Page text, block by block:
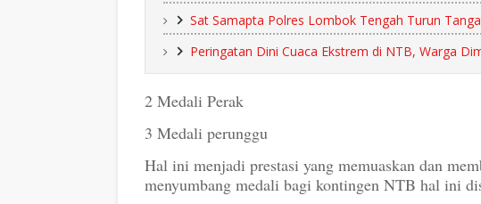
Sat Samapta Polres Lombok Tengah Turun
Peringatan Dini Cuaca Ekstrem di NTB, Warga
2 Medali Perak
3 Medali perunggu
Hal ini menjadi prestasi yang memuaskan dan
menyumbang medali bagi kontingen NTB hal ini